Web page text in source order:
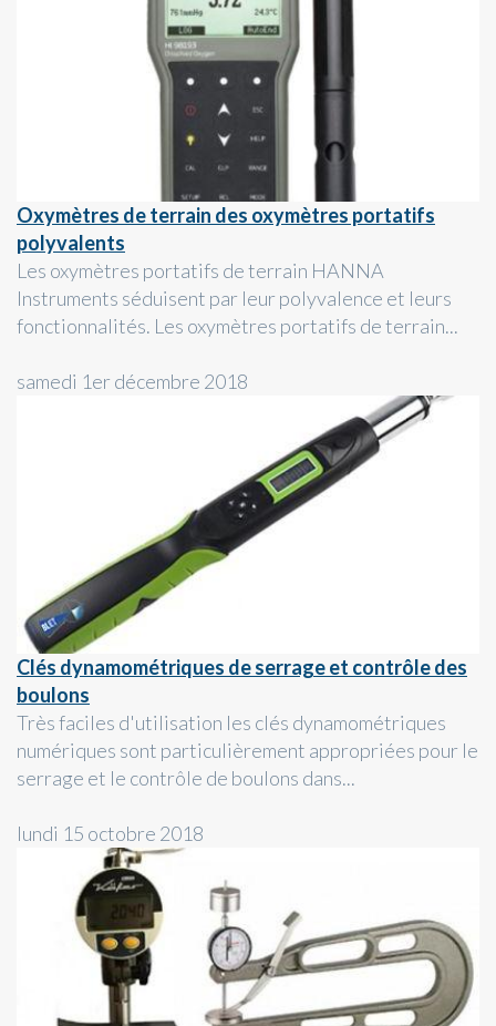
Oxymètres de terrain des oxymètres portatifs
polyvalents
Les oxymètres portatifs de terrain HANNA
Instruments séduisent par leur polyvalence et leurs
fonctionnalités. Les oxymètres portatifs de terrain...
samedi 1er décembre 2018
Clés dynamométriques de serrage et contrôle des
boulons
Très faciles d'utilisation les clés dynamométriques
numériques sont particulièrement appropriées pour le
serrage et le contrôle de boulons dans...
lundi 15 octobre 2018